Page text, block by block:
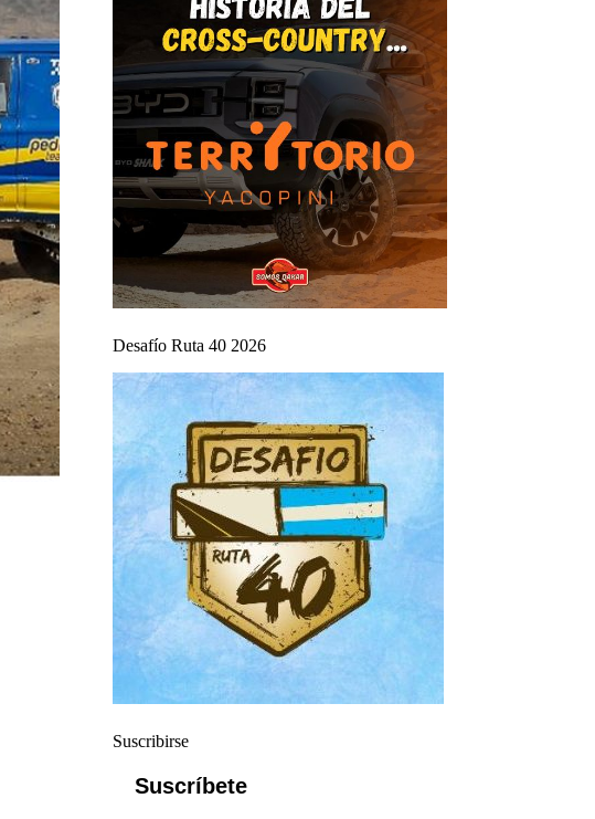
Desafío Ruta 40 2026
Suscribirse
Suscríbete